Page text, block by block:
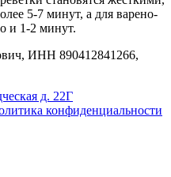
5-7 минут, а для варено-
и 1-2 минут.
ИНН 890412841266,
д. 22Г
конфиденциальности